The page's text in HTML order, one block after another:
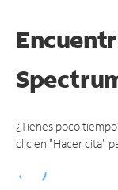
¿Tienes poco
clic en "Hacer cita"